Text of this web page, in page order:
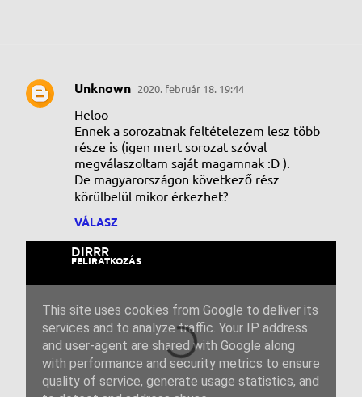
M
Unknown 2020. február 18. 19:44
Heloo
Ennek a sorozatnak feltételezem lesz több
része is (igen mert sorozat szóval
megválaszoltam saját magamnak :D ).
De magyarországon következő rész
körülbelül mikor érkezhet?
VÁLASZ